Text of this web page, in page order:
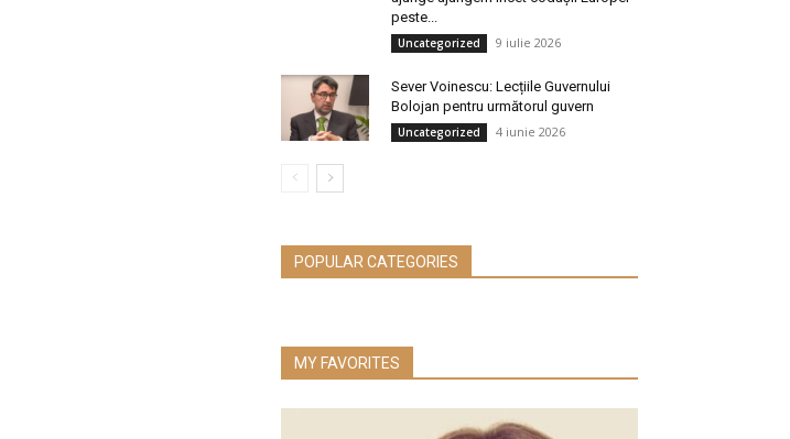
peste...
Uncategorized 9 iulie 2026
Sever Voinescu: Lecțiile Guvernului
Bolojan pentru următorul guvern
Uncategorized 4 iunie 2026
POPULAR CATEGORIES
MY FAVORITES